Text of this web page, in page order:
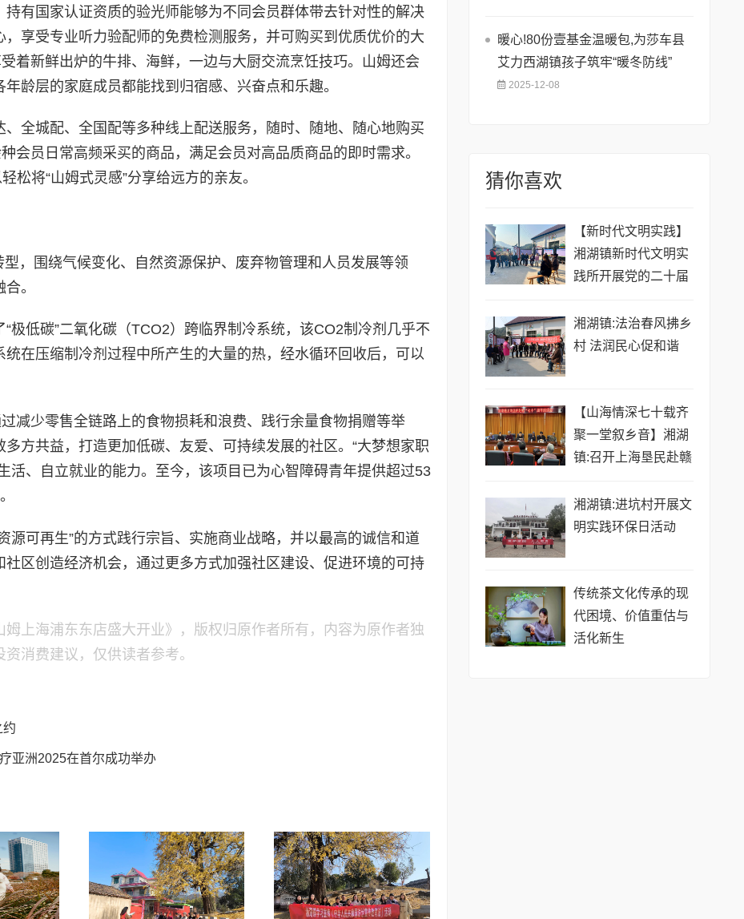
有国家认证资质的验光师能够为不同会员群体带去针对性的解决
享受专业听力验配师的免费检测服务，并可购买到优质优价的大
着新鲜出炉的牛排、海鲜，一边与大厨交流烹饪技巧。山姆还会
龄层的家庭成员都能找到归宿感、兴奋点和乐趣。
全城配、全国配等多种线上配送服务，随时、随地、随心地购买
会员日常高频采买的商品，满足会员对高品质商品的即时需求。
松将“山姆式灵感”分享给远方的亲友。
，围绕气候变化、自然资源保护、废弃物管理和人员发展等领
。
极低碳”二氧化碳（TCO2）跨临界制冷系统，该CO2制冷剂几乎不
在压缩制冷剂过程中所产生的大量的热，经水循环回收后，可以
减少零售全链路上的食物损耗和浪费、践行余量食物捐赠等举
方共益，打造更加低碳、友爱、可持续发展的社区。“大梦想家职
活、自立就业的能力。至今，该项目已为心智障碍青年提供超过53
源可再生”的方式践行宗旨、实施商业战略，并以最高的诚信和道
区创造经济机会，通过更多方式加强社区建设、促进环境的可持
上海浦东东店盛大开业》，版权归原作者所有，内容为原作者独
消费建议，仅供读者参考。
亚洲2025在首尔成功举办
暖心!80份壹基金温暖包,为莎车县
艾力西湖镇孩子筑牢“暖冬防线”
2025-12-08
猜你喜欢
【新时代文明实践】
湘湖镇新时代文明实
践所开展党的二十届
动
湘湖镇:法治春风拂乡
村 法润民心促和谐
【山海情深七十载齐
聚一堂叙乡音】湘湖
镇:召开上海垦民赴赣
​湘湖镇:进坑村开展文
明实践环保日活动
传统茶文化传承的现
代困境、价值重估与
活化新生